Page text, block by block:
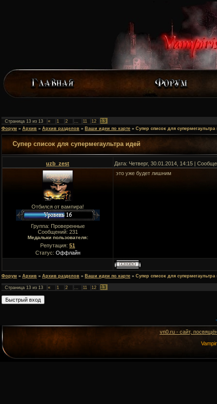
Страница 13 из 13 « 1 2 … 11 12 13
Форум » Архив » Архив разделов » Ваши идеи по карте » Супер список для супермегаультра
Супер список для супермегаультра идей
uzb_zest Дата: Четверг, 30.01.2014, 14:15 |
Отбился от вампира!
Группа: Проверенные
Сообщений: 231
Медальки пользователя:
Репутация: 51
Статус: Оффлайн
это уже будет лишним
Форум » Архив » Архив разделов » Ваши идеи по карте » Супер список для супермегаультра
Страница 13 из 13 « 1 2 … 11 12 13
vn0.ru - сайт,